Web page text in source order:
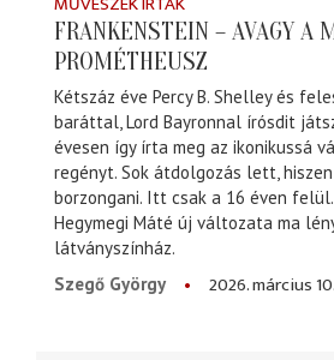
FRANKENSTEIN – AVAGY A
PROMÉTHEUSZ
Kétszáz éve Percy B. Shelley és
baráttal, Lord Bayronnal írósdit
évesen így írta meg az ikonikussá
regényt. Sok átdolgozás lett,
borzongani. Itt csak a 16 éven felül.
Hegymegi Máté új változata ma
látványszínház.
Szegő György
2026. március 10.